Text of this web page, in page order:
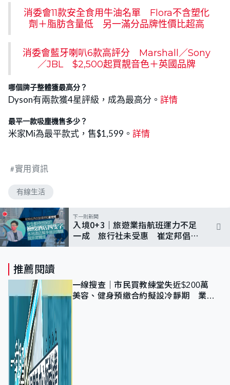
消委會11款安全食用牛油名單 Flora不含塑化
劑＋脂肪含量低 另一滿分品牌性價比超高
消委會藍牙喇叭6款高評分 Marshall／Sony
／JBL $2,500起買靚音色＋英國品牌
哪個牌子整體獲最高分？
Dyson有兩款獲4星評級，成為最高分。 詳情
最平一款吸塵機售多少？
米家Mi為最平款式，售$1,599。 詳情
實用資訊
有線生活
下一則新聞
入境0+3｜旅遊業指航班運力不足
一成 旅行社未受惠 崔定邦倡本
推薦閱讀
一線搜查｜市民買教練堂失近$200萬
美容、健身預繳合約擬設冷靜期 業界